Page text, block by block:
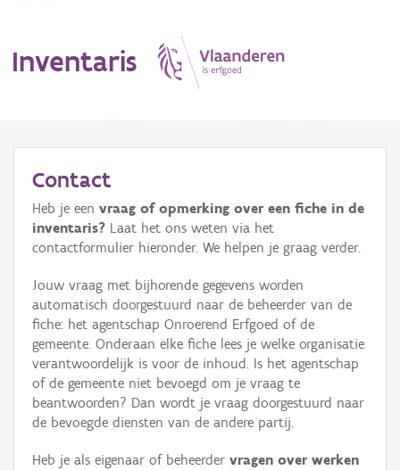
Inventaris
Erfgoedobject
Aanduidingsobject
Waarneming
Thema
Gebeurtenis
Persoon of collectief
Contact
Heb je een vraag of opmerking over een fiche in de
inventaris? Laat het ons weten via het
contactformulier hieronder. We helpen je graag verder.
Jouw vraag met bijhorende gegevens worden
automatisch doorgestuurd naar de beheerder van de
fiche: het agentschap Onroerend Erfgoed of de
gemeente. Onderaan elke fiche lees je welke organisatie
verantwoordelijk is voor de inhoud. Is het agentschap
of de gemeente niet bevoegd om je vraag te
beantwoorden? Dan wordt je vraag doorgestuurd naar
de bevoegde diensten van de andere partij.
Heb je als eigenaar of beheerder vragen over werken